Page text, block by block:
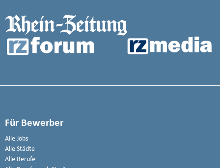
Für Bewerber
Alle Jobs
Alle Städte
Alle Berufe